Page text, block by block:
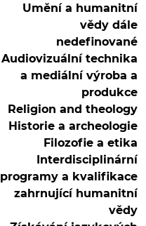
Umění a humanitní
vědy dále
nedefinované
Audiovizuální technika
a mediální výroba a
produkce
Religion and theology
Historie a archeologie
Filozofie a etika
Interdisciplinární
programy a kvalifikace
zahrnující humanitní
vědy